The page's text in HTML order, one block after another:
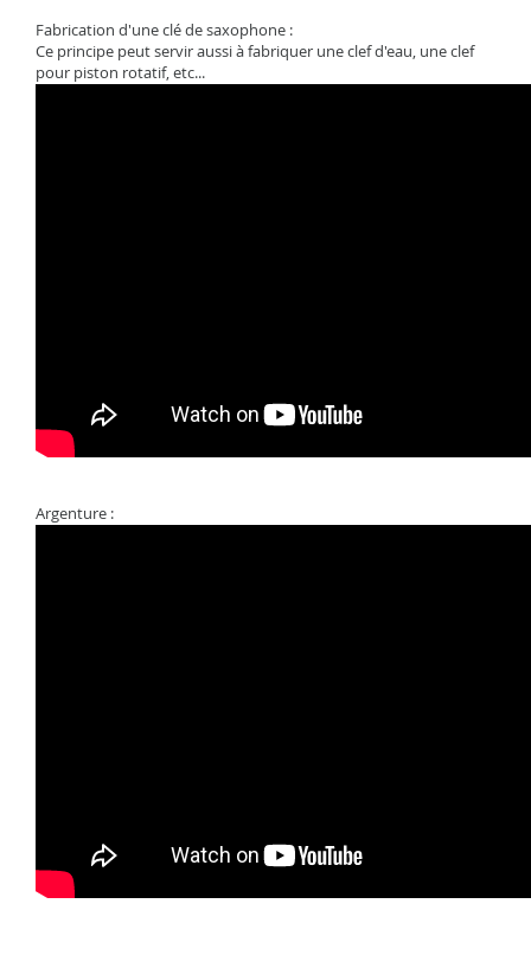
Fabrication d'une clé de saxophone :
Ce principe peut servir aussi à fabriquer une clef d'eau, une clef
pour piston rotatif, etc...
Argenture :